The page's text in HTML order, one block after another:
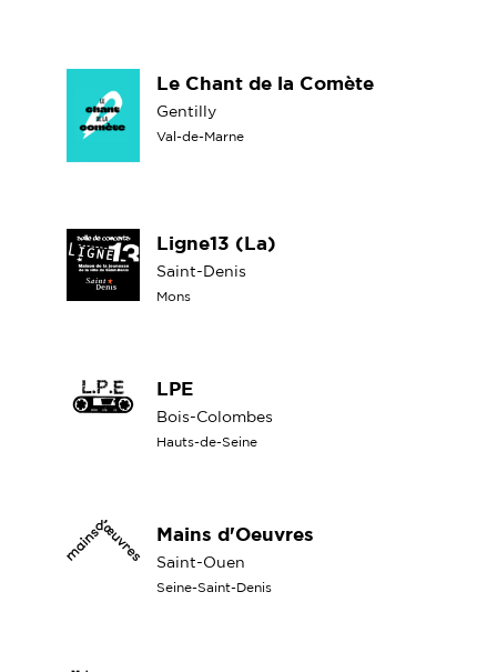
Le Chant de la Comète
Gentilly
Val-de-Marne
Ligne13 (La)
Saint-Denis
Mons
LPE
Bois-Colombes
Hauts-de-Seine
Mains d'Oeuvres
Saint-Ouen
Seine-Saint-Denis